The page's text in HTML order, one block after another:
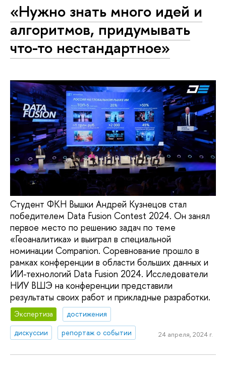
«Нужно знать много идей и
алгоритмов, придумывать
что-то нестандартное»
Студент ФКН Вышки Андрей Кузнецов стал
победителем Data Fusion Contest 2024. Он занял
первое место по решению задач по теме
«Геоаналитика» и выиграл в специальной
номинации Companion. Соревнование прошло в
рамках конференции в области больших данных и
ИИ-технологий Data Fusion 2024. Исследователи
НИУ ВШЭ на конференции представили
результаты своих работ и прикладные разработки.
Экспертиза
достижения
дискуссии
репортаж о событии 24 апреля, 2024 г.